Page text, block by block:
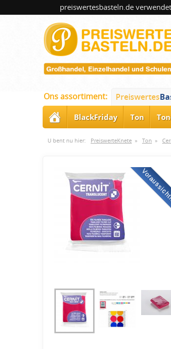
preiswertesbasteln.de
Ons assortiment: Preiswertes
BlackFriday Ton
U bent nu hier: PreiswerteKnete » Ton »